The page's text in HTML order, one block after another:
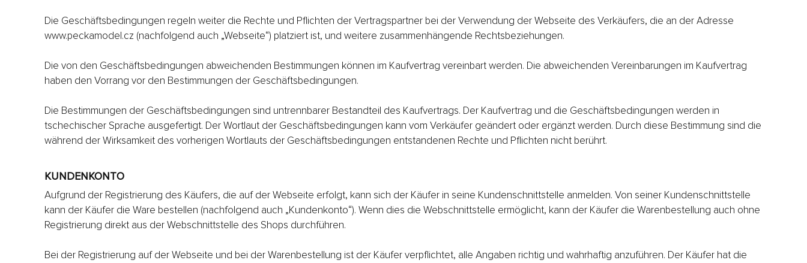
Die Geschäftsbedingungen regeln weiter die Rechte und Pflichten der Vertragspartner bei der Verwendung der Webseite des Verkäufers, die an der Adresse
www.peckamodel.cz (nachfolgend auch „Webseite“) platziert ist, und weitere zusammenhängende Rechtsbeziehungen.
Die von den Geschäftsbedingungen abweichenden Bestimmungen können im Kaufvertrag vereinbart werden. Die abweichenden Vereinbarungen im Kaufvertrag
haben den Vorrang vor den Bestimmungen der Geschäftsbedingungen.
Die Bestimmungen der Geschäftsbedingungen sind untrennbarer Bestandteil des Kaufvertrags. Der Kaufvertrag und die Geschäftsbedingungen werden in
tschechischer Sprache ausgefertigt. Der Wortlaut der Geschäftsbedingungen kann vom Verkäufer geändert oder ergänzt werden. Durch diese Bestimmung sind die
während der Wirksamkeit des vorherigen Wortlauts der Geschäftsbedingungen entstandenen Rechte und Pflichten nicht berührt.
KUNDENKONTO
Aufgrund der Registrierung des Käufers, die auf der Webseite erfolgt, kann sich der Käufer in seine Kundenschnittstelle anmelden. Von seiner Kundenschnittstelle
kann der Käufer die Ware bestellen (nachfolgend auch „Kundenkonto“). Wenn dies die Webschnittstelle ermöglicht, kann der Käufer die Warenbestellung auch ohne
Registrierung direkt aus der Webschnittstelle des Shops durchführen.
Bei der Registrierung auf der Webseite und bei der Warenbestellung ist der Käufer verpflichtet, alle Angaben richtig und wahrhaftig anzuführen. Der Käufer hat die